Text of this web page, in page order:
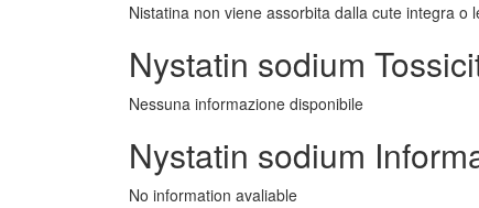
Nistatina non viene assorbita dalla cute integra o
Nystatin sodium
Nessuna informazione disponibile
Nystatin sodium
No information avaliable